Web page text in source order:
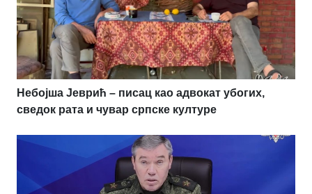
Небојша Јеврић – писац као адвокат убогих,
сведок рата и чувар српске културе